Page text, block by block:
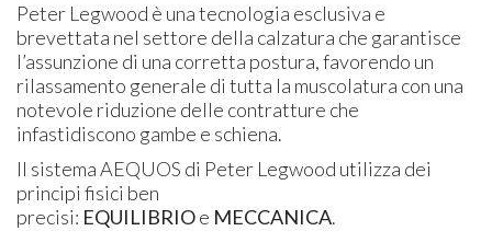
Peter Legwood è una tecnologia esclusiva e
brevettata nel settore della calzatura che garantisce
l’assunzione di una corretta postura, favorendo un
rilassamento generale di tutta la muscolatura con una
notevole riduzione delle contratture che
infastidiscono gambe e schiena.
Il sistema AEQUOS di Peter Legwood utilizza dei
principi fisici ben
precisi: EQUILIBRIOe MECCANICA.